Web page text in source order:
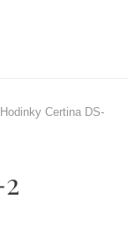
Hodinky Certina DS-